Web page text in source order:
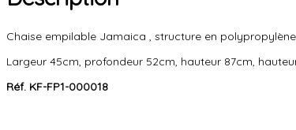
Chaise empilable Jamaica , structure en
Largeur 45cm, profondeur 52cm, hauteur 87cm,
Réf. KF-FP1-000018